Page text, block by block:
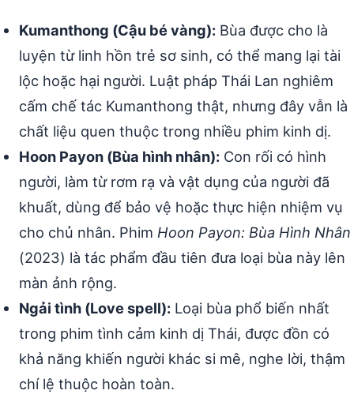
Kumanthong (Cậu bé vàng): Bùa được cho là
luyện từ linh hồn trẻ sơ sinh, có thể mang lại tài
lộc hoặc hại người. Luật pháp Thái Lan nghiêm
cấm chế tác Kumanthong thật, nhưng đây vẫn là
chất liệu quen thuộc trong nhiều phim kinh dị.
Hoon Payon (Bùa hình nhân): Con rối có hình
người, làm từ rơm rạ và vật dụng của người đã
khuất, dùng để bảo vệ hoặc thực hiện nhiệm vụ
cho chủ nhân. Phim Hoon Payon: Bùa Hình Nhân
(2023) là tác phẩm đầu tiên đưa loại bùa này lên
màn ảnh rộng.
Ngải tình (Love spell): Loại bùa phổ biến nhất
trong phim tình cảm kinh dị Thái, được đồn có
khả năng khiến người khác si mê, nghe lời, thậm
chí lệ thuộc hoàn toàn.